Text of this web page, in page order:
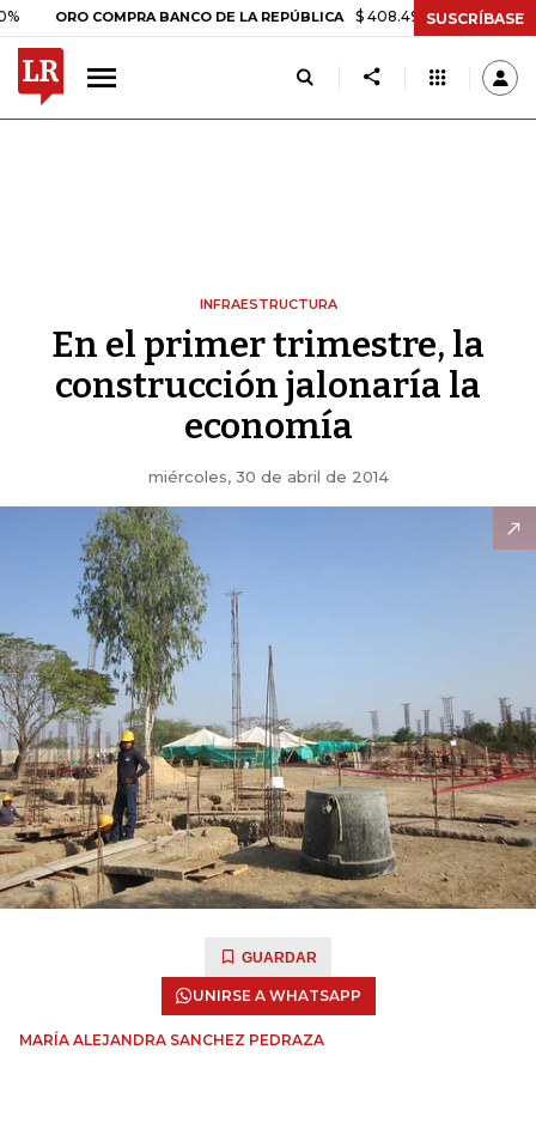
ORO COMPRA BANCO DE LA REPÚBLICA $ 408.498,97 +$ 8.753,81
SUSCRÍBASE
INFRAESTRUCTURA
En el primer trimestre, la
construcción jalonaría la
economía
miércoles, 30 de abril de 2014
GUARDAR
UNIRSE A WHATSAPP
MARÍA ALEJANDRA SANCHEZ PEDRAZA